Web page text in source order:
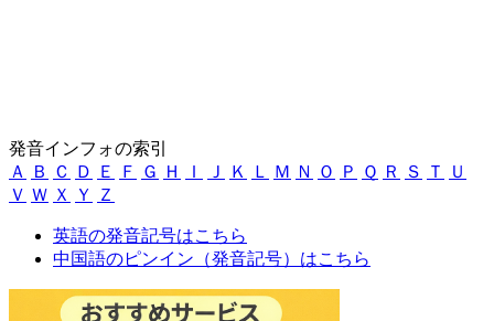
発音インフォの索引
Ａ
Ｂ Ｃ Ｄ Ｅ Ｆ Ｇ Ｈ Ｉ Ｊ Ｋ Ｌ Ｍ Ｎ Ｏ Ｐ Ｑ Ｒ Ｓ Ｔ
Ｕ
Ｖ Ｗ Ｘ Ｙ Ｚ
英語の発音記号はこちら
中国語のピンイン（発音記号）はこちら